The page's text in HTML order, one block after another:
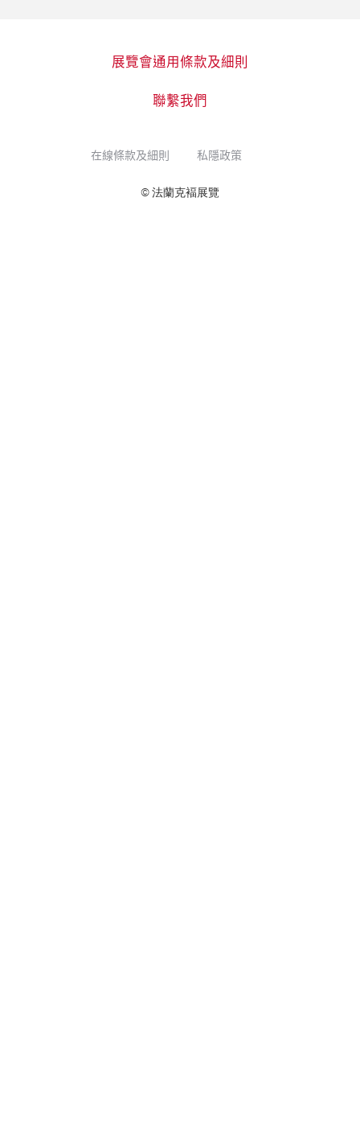
展覽會通用條款及細則
聯繫我們
在線條款及細則 私隱政策
© 法蘭克褔展覽